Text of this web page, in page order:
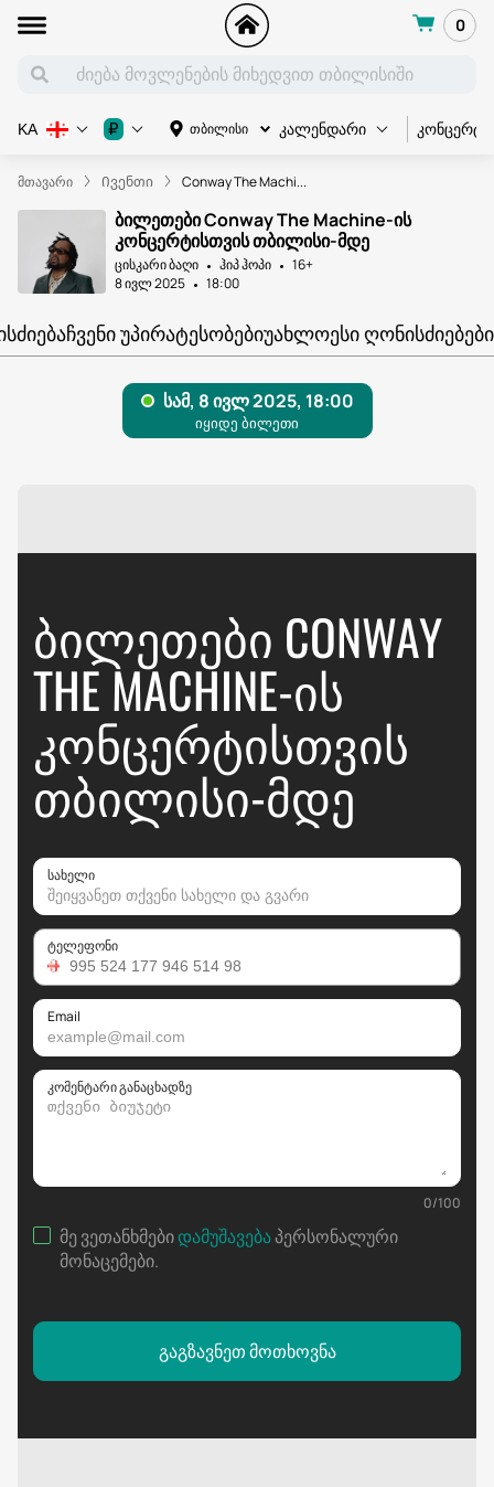
0
თბილისი კალენდარი კონცერტი
KA ₽
მთავარი Ივენთი Conway The Machi...
ბილეთები Conway The Machine-ის
კონცერტისთვის თბილისი-მდე
ცისკარი ბაღი ჰიპ ჰოპი
16+
8 ივლ 2025
18:00
ᲩᲕᲔᲜᲘ ᲣᲞᲘᲠᲐᲢᲔᲡᲝᲑᲔᲑᲘᲣᲐᲮᲚᲝᲔᲡᲘ ᲦᲝᲜᲘᲡᲫᲘᲔᲑᲔᲑᲘ
ᲑᲘᲚᲔᲗᲔᲑᲘ CONWAY
THE MACHINE-ᲘᲡ
ᲙᲝᲜᲪᲔᲠᲢᲘᲡᲗᲕᲘᲡ
ᲗᲑᲘᲚᲘᲡᲘ-ᲛᲓᲔ
სახელი
ტელეფონი
Email
კომენტარი განაცხადზე
0/100
მე ვეთანხმებიდამუშავებაპერსონალური
მონაცემები.
გაგზავნეთ მოთხოვნა